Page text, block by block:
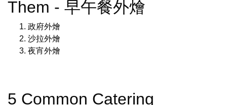
Them - 早午餐外燴
政府外燴
沙拉外燴
夜宵外燴
5 Common Catering